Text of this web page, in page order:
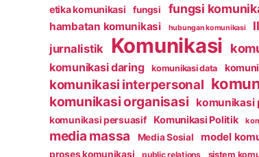
etika komunikasi fungsi fungsi
hambatan komunikasi hubungan komunikasi
jurnalistik Komunikasi
komunikasi daring komunikasi data
komunikasi interpersonal
komunikasi organisasi komunikasi
komunikasi persuasif
Komunikasi Politik
media massa Media Sosial model
proses komunikasi public relations sistem